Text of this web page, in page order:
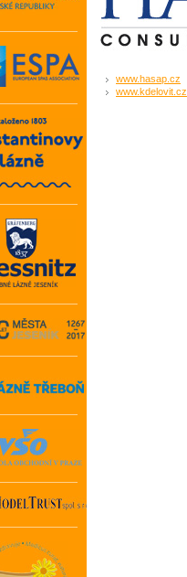
www.hasap.cz
www.kdelovit.cz